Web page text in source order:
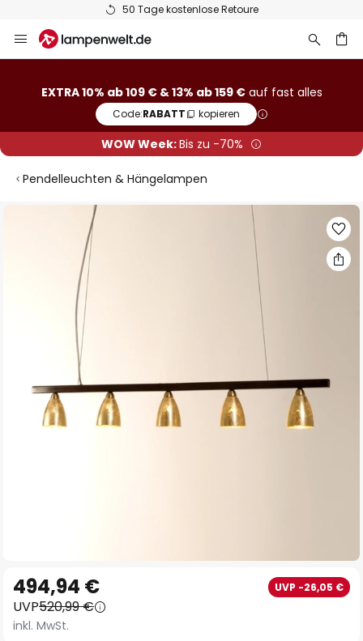
50 Tage kostenlose Retoure
Inhalt
EXTRA 10% ab 109 € & 13% ab 159 €auf fast alles
Code:RABATT kopieren
WOW Week:Bis zu -70%
Pendelleuchten & Hängelampen
Anfang
der
Bildgalerie
494,94 € UVP -26,05 €
UVP520,99 €
inkl. MwSt.